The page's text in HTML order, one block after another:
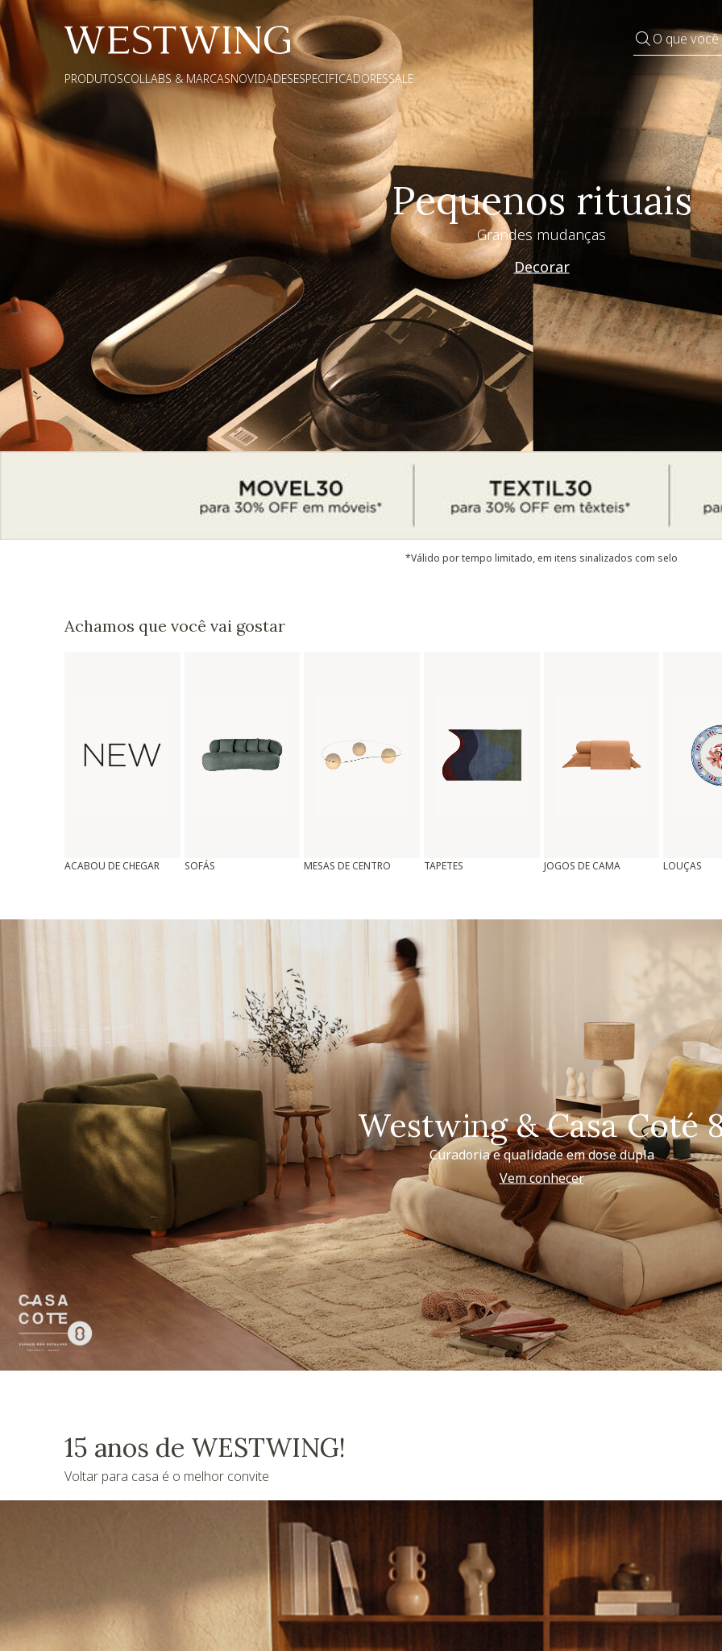
O que
PRODUTOSCOLLABS & MARCASNOVIDADESESPECIFICADORESSALE
Especial Dia dos
Westwing + @_nathaliacandelaria
Vem ver
*Válido por tempo limitado, em itens sinalizados com selo
Achamos que você vai gostar
ACABOU DE CHEGAR SOFÁS MESAS DE CENTRO TAPETES JOGOS DE CAMA LOUÇAS
Westwing & Casa Coté
Curadoria e qualidade em dose dupla
Vem conhecer
15 anos de WESTWING!
Voltar para casa é o melhor convite